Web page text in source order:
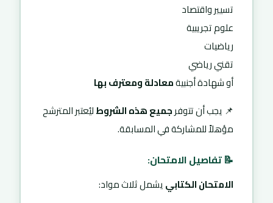
تسيير واقتصاد
علوم تجريبية
رياضيات
تقني رياضي
أو شهادة أجنبيةمعادلة ومعترف بها
📌 يجب أن تتوفرجميع هذه الشروطليُعتبر المترشح
مؤهلاً للمشاركة في المسابقة.
📝 تفاصيل الامتحان:
الامتحان الكتابييشمل ثلاث مواد: